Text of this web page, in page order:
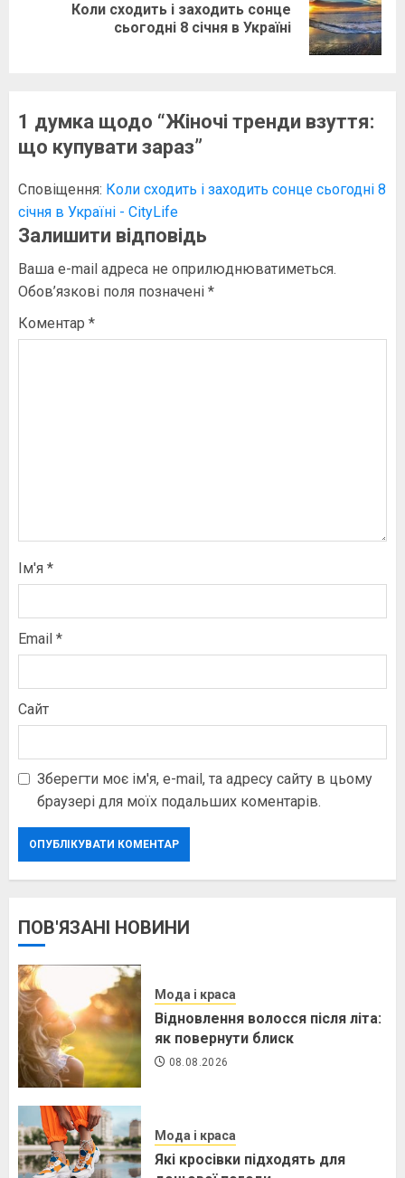
НаступнийКоли сходить і заходить сонце
сьогодні 8 січня в Україні
1 думка щодо “Жіночі тренди взуття:
що купувати зараз”
Сповіщення: Коли сходить і заходить сонце сьогодні 8
січня в Україні - CityLife
Залишити відповідь
Ваша e-mail адреса не оприлюднюватиметься.
Обов’язкові поля позначені *
Коментар *
Ім'я *
Email *
Сайт
Зберегти моє ім'я, e-mail, та адресу сайту в цьому
браузері для моїх подальших коментарів.
ПОВ'ЯЗАНІ НОВИНИ
Мода і краса
Відновлення волосся після літа:
як повернути блиск
08.08.2026
Мода і краса
Які кросівки підходять для